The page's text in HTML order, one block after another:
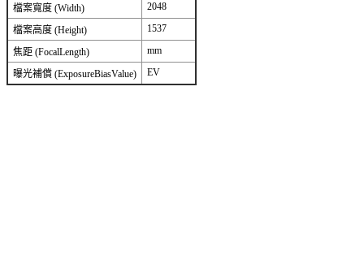
檔案寬度 (Width) 2048
檔案高度 (Height) 1537
焦距 (FocalLength) mm
曝光補償 (ExposureBiasValue) EV